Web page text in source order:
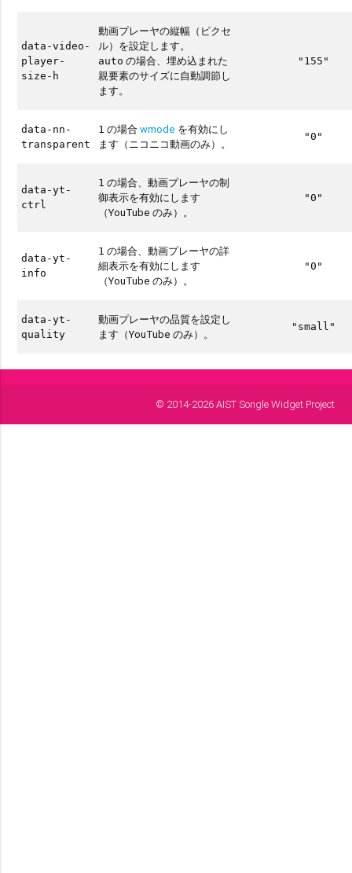
data-video-
player-
size-h
動画プレーヤの縦幅（ピクセ
ル）を設定します。
auto の場合、埋め込まれた
親要素のサイズに自動調節し
ます。
"155"
data-nn-
transparent
1 の場合wmode を有効にし
ます（ニコニコ動画のみ）。
"0"
data-yt-
ctrl
1 の場合、動画プレーヤの制
御表示を有効にします
（YouTube のみ）。
"0"
data-yt-
info
1 の場合、動画プレーヤの詳
細表示を有効にします
（YouTube のみ）。
"0"
data-yt-
quality
動画プレーヤの品質を設定し
ます（YouTube のみ）。
"small"
© 2014-2026 AIST Songle Widget Project